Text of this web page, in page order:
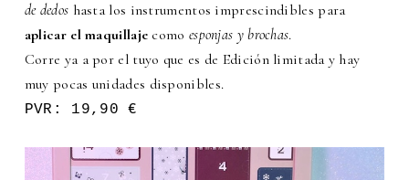
de dedos hasta los instrumentos imprescindibles para
aplicar el maquillaje como esponjas y brochas.
Corre ya a por el tuyo que es de Edición limitada y hay
muy pocas unidades disponibles.
PVR: 19,90 €